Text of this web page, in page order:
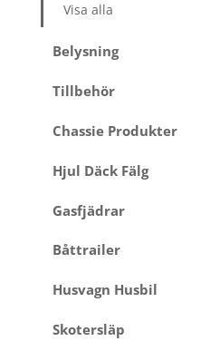
Visa alla
Belysning
Tillbehör
Chassie Produkter
Hjul Däck Fälg
Gasfjädrar
Båttrailer
Husvagn Husbil
Skotersläp